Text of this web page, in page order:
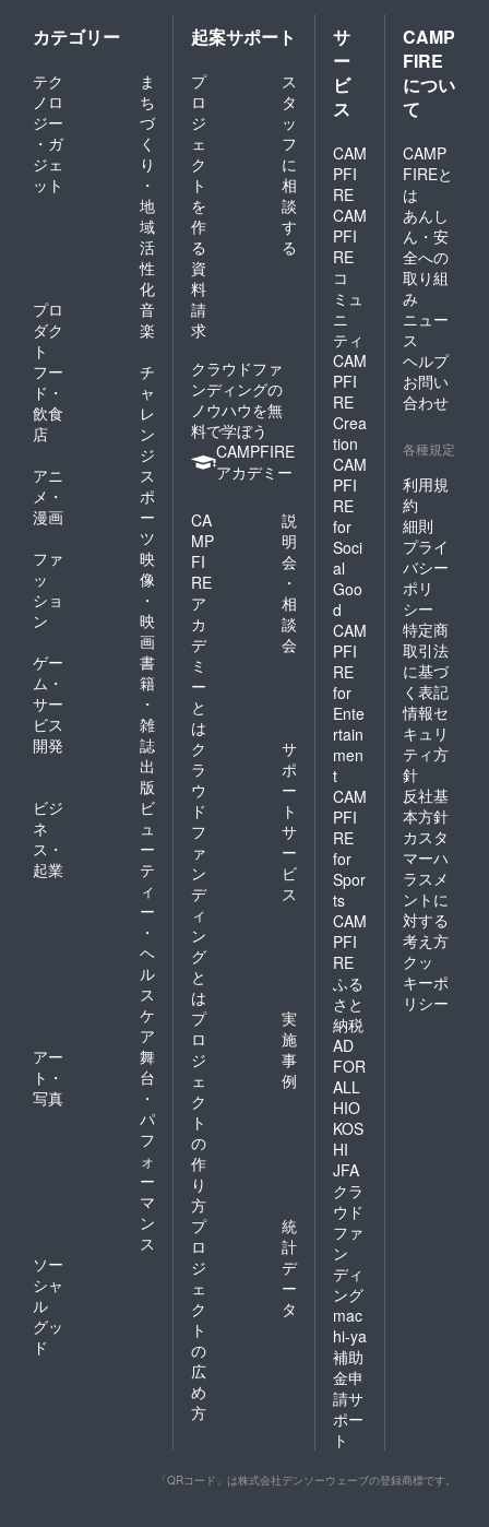
持つ作
品や宣
伝、上
映など
に対す
る権限
はあり
ん。
カテゴリー
テク
ノロ
ジー
・ガ
ジェ
ット
ま
ち
づ
く
り
・
地
域
活
性
化
プロ
ダク
ト
音
楽
フー
ド・
飲食
店
チ
ャ
レ
ン
ジ
アニ
メ・
漫画
ス
ポ
ー
ツ
ファ
ッ
ショ
ン
映
像
・
映
画
ゲー
ム・
サー
ビス
開発
書
籍
・
雑
誌
出
版
ビジ
ネ
ス・
起業
ビ
ュ
ー
テ
ィ
ー
・
ヘ
ル
ス
ケ
ア
アー
ト・
写真
舞
台
・
パ
フ
ォ
ー
マ
ン
ス
ソー
シャ
ル
グッ
ド
起案サポート
プ
ロ
ジ
ェ
ク
ト
を
作
る
ス
タ
ッ
フ
に
相
談
す
る
資
料
請
求
クラウドファ
ンディングの
ノウハウを無
料で学ぼう
CAMPFIRE
アカデミー
CA
MP
FI
RE
ア
カ
デ
ミ
ー
と
は
説
明
会
・
相
談
会
ク
ラ
ウ
ド
フ
ァ
ン
デ
ィ
ン
グ
と
は
サ
ポ
ー
ト
サ
ー
ビ
ス
プ
ロ
ジ
ェ
ク
ト
の
作
り
方
実
施
事
例
プ
ロ
ジ
ェ
ク
ト
の
広
め
方
統
計
デ
ー
タ
サ
ー
ビ
ス
CAM
PFI
RE
CAM
PFI
RE
コ
ミュ
ニ
ティ
CAM
PFI
RE
Crea
tion
CAM
PFI
RE
for
Soci
al
Goo
d
CAM
PFI
RE
for
Ente
rtain
men
t
CAM
PFI
RE
for
Spor
ts
CAM
PFI
RE
ふる
さと
納税
AD
FOR
ALL
HIO
KOS
HI
JFA
クラ
ウド
ファ
ン
ディ
ング
mac
hi-ya
補助
金申
請サ
ポー
ト
CAMP
FIRE
につい
て
CAMP
FIREと
は
あんし
ん・安
全への
取り組
み
ニュー
ス
ヘルプ
お問い
合わせ
各種規定
利用規
約
細則
プライ
バシー
ポリ
シー
特定商
取引法
に基づ
く表記
情報セ
キュリ
ティ方
針
反社基
本方針
カスタ
マーハ
ラスメ
ントに
対する
考え方
クッ
キーポ
リシー
「QRコード」は株式会社デンソーウェーブの登録商標です。